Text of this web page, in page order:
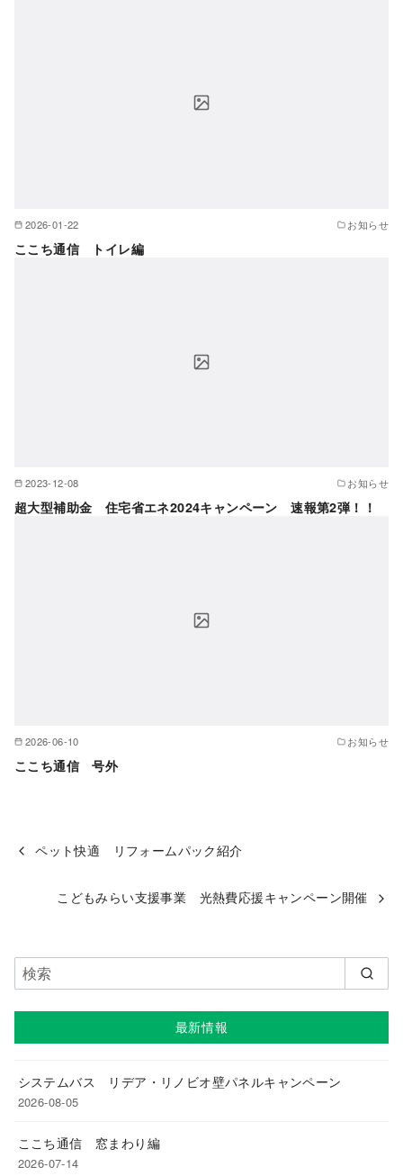
2026-01-22 お知らせ
ここち通信 トイレ編
2023-12-08 お知らせ
超大型補助金 住宅省エネ2024キャンペーン 速報第2弾！！
2026-06-10 お知らせ
ここち通信 号外
ペット快適 リフォームパック紹介
こどもみらい支援事業 光熱費応援キャンペーン開催
最新情報
システムバス リデア・リノビオ壁パネルキャンペーン
2026-08-05
ここち通信 窓まわり編
2026-07-14